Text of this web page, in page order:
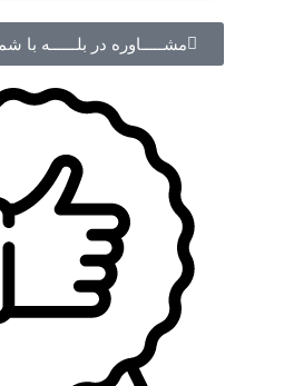
مشـــــاوره در بلــــــه با شماره